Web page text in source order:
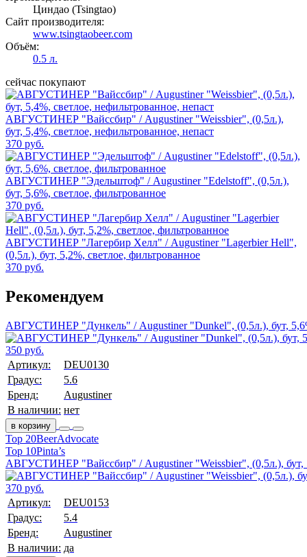
Циндао (Tsingtao)
Сайт производителя:
www.tsingtaobeer.com
Объём:
0.5 л.
сейчас покупают
АВГУСТИНЕР "Вайссбир" / Augustiner "Weissbier", (0,5л.),
бут, 5,4%, светлое, нефильтрованное, непаст
370 руб.
АВГУСТИНЕР "Эдельштоф" / Augustiner "Edelstoff", (0,5л.),
бут, 5,6%, светлое, фильтрованное
370 руб.
АВГУСТИНЕР "Лагербир Хелл" / Augustiner "Lagerbier Hell",
(0,5л.), бут, 5,2%, светлое, фильтрованное
370 руб.
Рекомендуем
АВГУСТИНЕР "Дункель" / Augustiner "Dunkel", (0,5л.), бут,
350 руб.
Артикул:
DEU0130
Градус:
5.6
Бренд:
Augustiner
В наличии: нет
в корзину
Top 20BeerAdvocate
Top 10Pinta’s
АВГУСТИНЕР "Вайссбир" / Augustiner "Weissbier", (0,5л.), бут,
370 руб.
Артикул:
DEU0153
Градус:
5.4
Бренд:
Augustiner
В наличии: да